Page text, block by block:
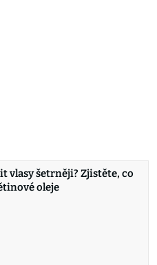
vlasy šetrněji? Zjistěte, co
oleje